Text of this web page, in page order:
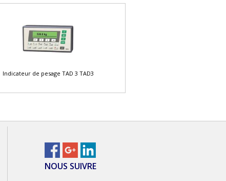
Indicateur de pesage TAD 3 TAD3
NOUS SUIVRE